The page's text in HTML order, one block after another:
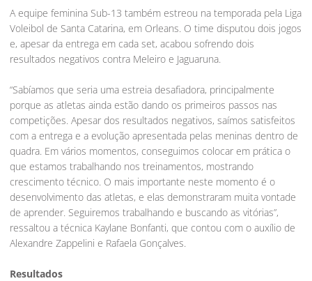
A equipe feminina Sub-13 também estreou na temporada pela Liga
Voleibol de Santa Catarina, em Orleans. O time disputou dois jogos
e, apesar da entrega em cada set, acabou sofrendo dois
resultados negativos contra Meleiro e Jaguaruna.
“Sabíamos que seria uma estreia desafiadora, principalmente
porque as atletas ainda estão dando os primeiros passos nas
competições. Apesar dos resultados negativos, saímos satisfeitos
com a entrega e a evolução apresentada pelas meninas dentro de
quadra. Em vários momentos, conseguimos colocar em prática o
que estamos trabalhando nos treinamentos, mostrando
crescimento técnico. O mais importante neste momento é o
desenvolvimento das atletas, e elas demonstraram muita vontade
de aprender. Seguiremos trabalhando e buscando as vitórias”,
ressaltou a técnica Kaylane Bonfanti, que contou com o auxílio de
Alexandre Zappelini e Rafaela Gonçalves.
Resultados